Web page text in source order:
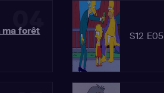
04
ma forêt
S12 E05